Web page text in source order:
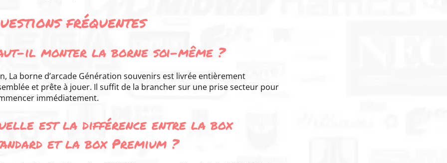
fréquentes
il monter la borne soi-même ?
La borne d’arcade Génération souvenirs est livrée entièrement
et prête à jouer. Il suffit de la brancher sur une prise secteur pour
immédiatement.
est la différence entre la box
et la box Premium ?